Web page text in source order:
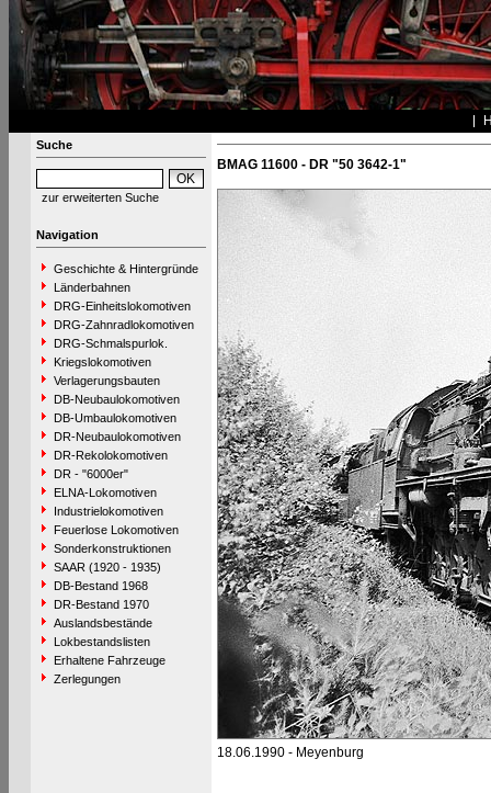
Suche
zur erweiterten Suche
Navigation
Geschichte & Hintergründe
Länderbahnen
DRG-Einheitslokomotiven
DRG-Zahnradlokomotiven
DRG-Schmalspurlok.
Kriegslokomotiven
Verlagerungsbauten
DB-Neubaulokomotiven
DB-Umbaulokomotiven
DR-Neubaulokomotiven
DR-Rekolokomotiven
DR - "6000er"
ELNA-Lokomotiven
Industrielokomotiven
Feuerlose Lokomotiven
Sonderkonstruktionen
SAAR (1920 - 1935)
DB-Bestand 1968
DR-Bestand 1970
Auslandsbestände
Lokbestandslisten
Erhaltene Fahrzeuge
Zerlegungen
BMAG 11600 - DR "50 3642-1"
18.06.1990 - Meyenburg